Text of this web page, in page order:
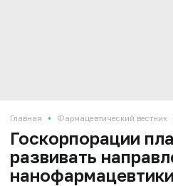
Главная • Фармацевтический вестник
Госкорпорации
развивать
нанофармацевтики